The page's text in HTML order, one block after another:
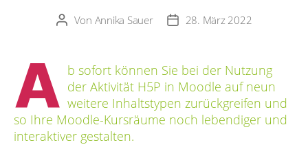
Beitragsautor
Von Annika Sauer Veröffentlichungsdatum
28. März 2022
A b sofort können Sie bei der Nutzung
der Aktivität H5P in Moodle auf neun
weitere Inhaltstypen zurückgreifen und
so Ihre Moodle-Kursräume noch lebendiger und
interaktiver gestalten.